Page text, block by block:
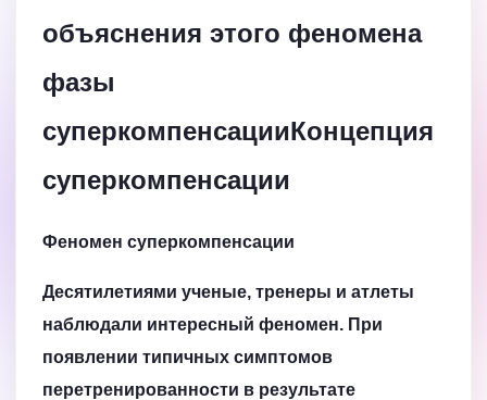
объяснения этого феномена
фазы
суперкомпенсацииКонцепция
суперкомпенсации
Феномен суперкомпенсации
Десятилетиями ученые, тренеры и атлеты
наблюдали интересный феномен. При
появлении типичных симптомов
перетренированности в результате